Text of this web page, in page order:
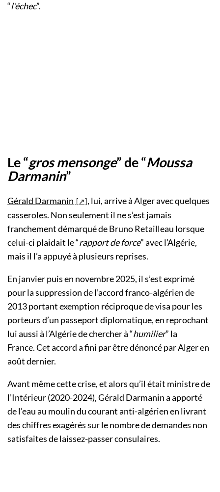
“l’échec”.
Le “gros mensonge” de “Moussa
Darmanin”
Gérald Darmanin
, lui, arrive à Alger avec quelques
casseroles. Non seulement il ne s’est jamais
franchement démarqué de Bruno Retailleau lorsque
celui-ci plaidait le “rapport de force” avec l’Algérie,
mais il l’a appuyé à plusieurs reprises.
En janvier puis en novembre 2025, il s’est exprimé
pour la suppression de l’accord franco-algérien de
2013 portant exemption réciproque de visa pour les
porteurs d’un passeport diplomatique, en reprochant
lui aussi à l’Algérie de chercher à “humilier” la
France. Cet accord a fini par être dénoncé par Alger en
août dernier.
Avant même cette crise, et alors qu’il était ministre de
l’Intérieur (2020-2024), Gérald Darmanin a apporté
de l’eau au moulin du courant anti-algérien en livrant
des chiffres exagérés sur le nombre de demandes non
satisfaites de laissez-passer consulaires.